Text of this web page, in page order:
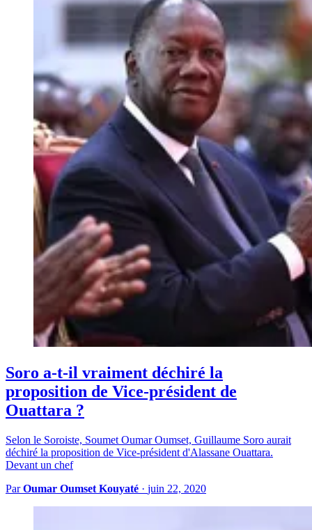
Soro a-t-il vraiment déchiré la
proposition de Vice-président de
Ouattara ?
Selon le Soroiste, Soumet Oumar Oumset, Guillaume Soro aurait
déchiré la proposition de Vice-président d'Alassane Ouattara.
Devant un chef
ParOumar Oumset Kouyaté · juin 22, 2020